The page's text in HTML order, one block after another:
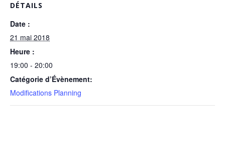
DÉTAILS
Date :
21 mai 2018
Heure :
19:00 - 20:00
Catégorie d’Évènement:
Modifications Planning